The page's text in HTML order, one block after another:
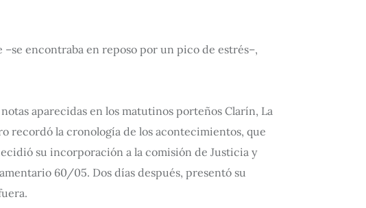
encontraba en reposo por un pico de estrés–,
aparecidas en los matutinos porteños Clarín, La
recordó la cronología de los acontecimientos, que
su incorporación a la comisión de Justicia y
60/05. Dos días después, presentó su